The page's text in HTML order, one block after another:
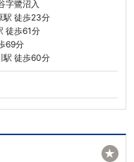
字鷺沼入
駅 徒歩23分
徒歩61分
69分
駅 徒歩60分
★